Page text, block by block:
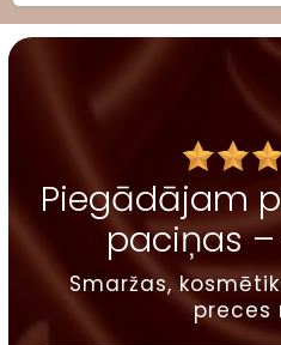
Piegādājam
paciņas –
Smaržas,
preces